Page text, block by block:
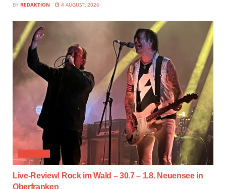
BY REDAKTION 4 AUGUST, 2026
Live-Review! Rock im Wald – 30.7 – 1.8. Neuensee in
Oberfranken